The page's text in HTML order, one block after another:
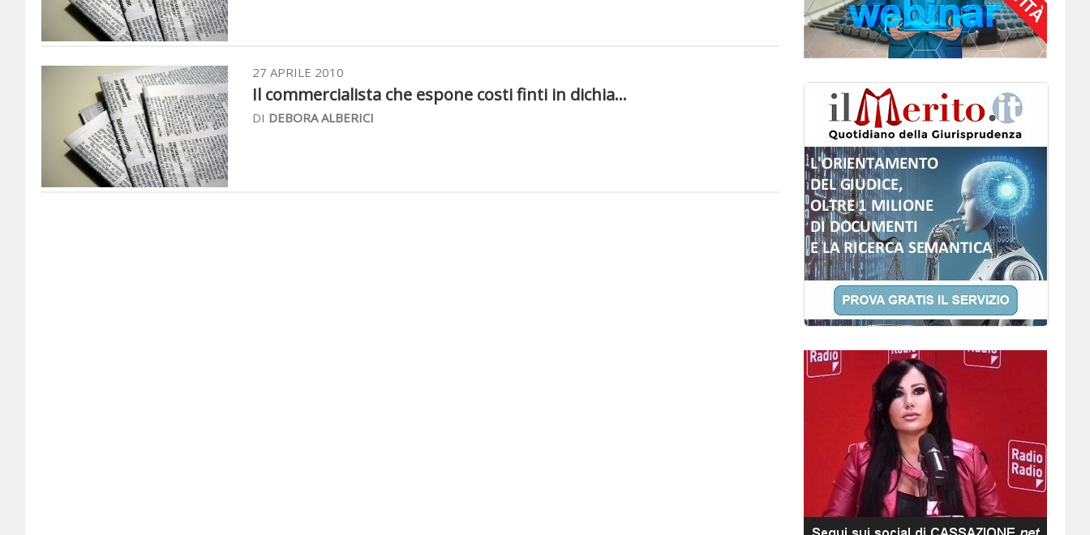
27 APRILE 2010
Il commercialista che espone costi finti in dichia...
DI DEBORA ALBERICI